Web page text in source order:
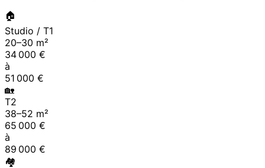
🏠
Studio / T1
20–30 m²
34 000 €
à
51 000 €
🏡
T2
38–52 m²
65 000 €
à
89 000 €
🏘